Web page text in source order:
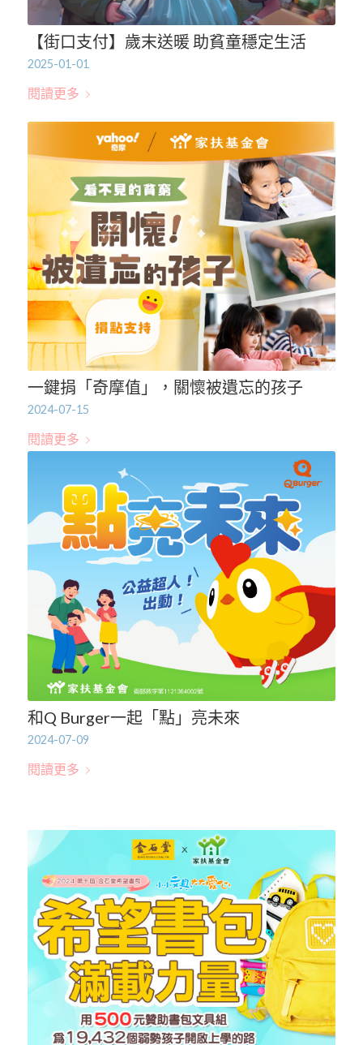
【街口支付】歲末送暖 助貧童穩定生活
2025-01-01
閱讀更多
一鍵捐「奇摩值」，關懷被遺忘的孩子
2024-07-15
閱讀更多
和Q Burger一起「點」亮未來
2024-07-09
閱讀更多